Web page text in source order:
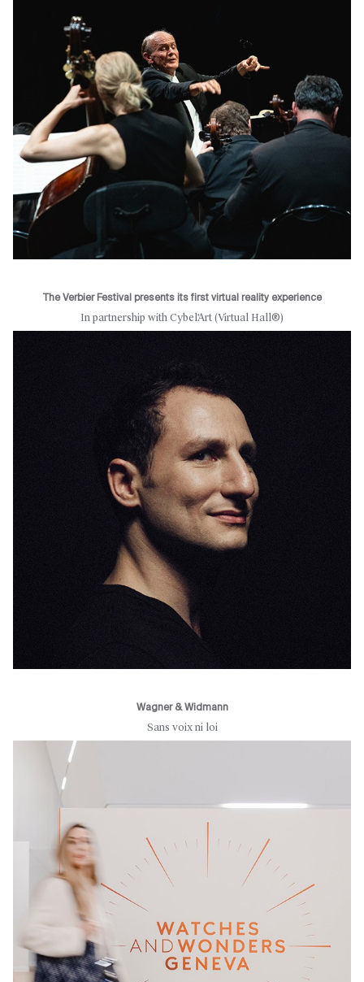
The Verbier Festival presents its first virtual reality experience
In partnership with Cybel'Art (Virtual Hall®)
Wagner & Widmann
Sans voix ni loi